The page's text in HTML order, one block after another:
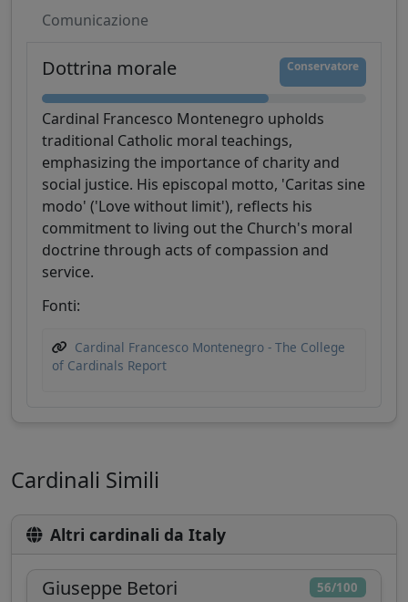
Comunicazione
Dottrina morale Conservatore
Cardinal Francesco Montenegro upholds
traditional Catholic moral teachings,
emphasizing the importance of charity and
social justice. His episcopal motto, 'Caritas sine
modo' ('Love without limit'), reflects his
commitment to living out the Church's moral
doctrine through acts of compassion and
service.
Fonti:
Cardinal Francesco Montenegro - The College
of Cardinals Report
Cardinali Simili
Altri cardinali da Italy
56/100
Giuseppe Betori